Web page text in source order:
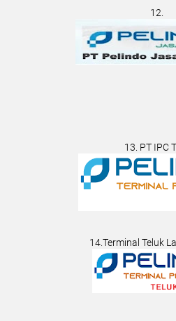
12.
13. PT IPC
14.Terminal Teluk